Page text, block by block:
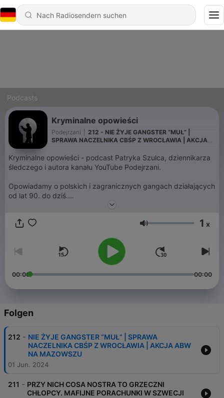
Podcasts
Kryminalne opowieści
Podejrzani
212 - NIE ŻYJE GANGSTER “MUŁ” |
SPRAWA NACZELNIKA CBŚP Z WROCŁAWIA | AKCJA
Kryminalne opowieści - podcast Patryka Szulca, dziennikarza
śledczego i autora kanału YouTube Podejrzani.
Opowiadamy o polskich i zagranicznych gangach działających
od lat 90. do dziś.
> YouTube: https://www.youtube.com/c/PodejrzaniTV/
> Instagram: https://instagram.com/kryminalne_opowiesci/
Lautstärke 1 x
00:00 00:00
Folgen
212 - NIE ŻYJE GANGSTER “MUŁ” | SPRAWA
NACZELNIKA CBŚP Z WROCŁAWIA | AKCJA ABW
NA MAZOWSZU
01 Jun. 2024
211 - PRZY NICH COSA NOSTRA TO GRZECZNI
CHŁOPCY. MAFIJNE PORACHUNKI W SZWECJI